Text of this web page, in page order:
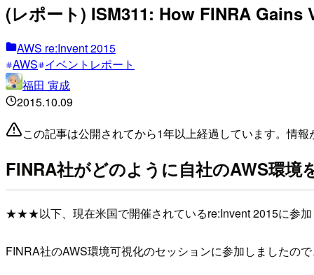
(レポート) ISM311: How FINRA
AWS re:Invent 2015
AWS イベントレポート
福田 寅成
2015.10.09
この記事は公開されてから1年以上経過しています。情
FINRA社がどのように自社のAWS環境
★★★以下、現在米国で開催されているre:Invent 2015に参
FINRA社のAWS環境可視化のセッションに参加しましたの